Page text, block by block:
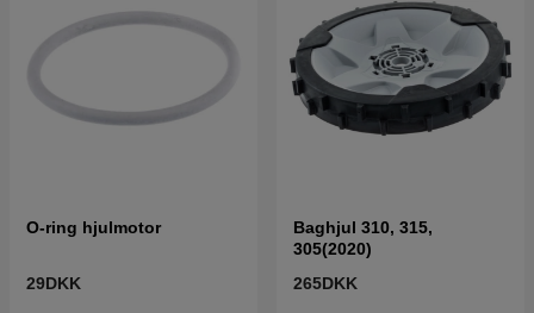
O-ring hjulmotor
29DKK
Baghjul 310, 315,
305(2020)
265DKK